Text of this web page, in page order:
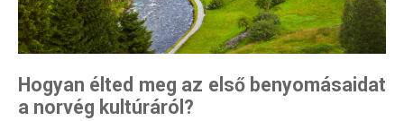
Hogyan élted meg az első benyomásaidat
a norvég kultúráról?